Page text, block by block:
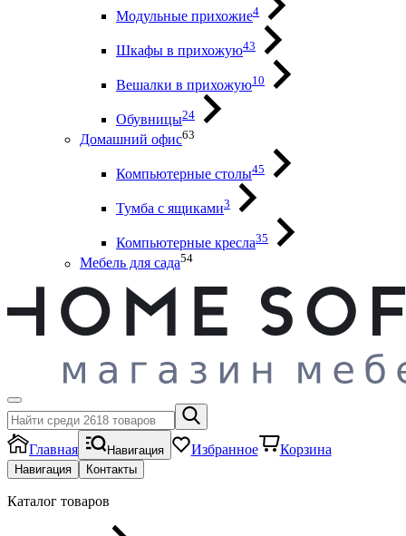
Модульные прихожие4
Шкафы в прихожую43
Вешалки в прихожую10
Обувницы24
Домашний офис63
Компьютерные столы45
Тумба с ящиками3
Компьютерные кресла35
Мебель для сада54
Главная Навигация Избранное Корзина
Навигация Контакты
Каталог товаров